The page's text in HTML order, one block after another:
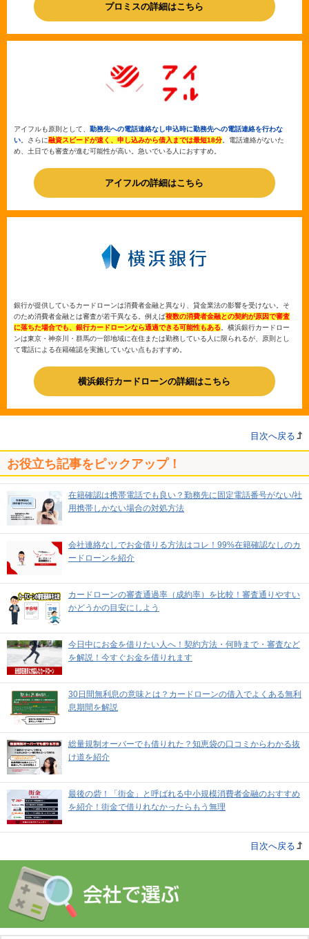
プロミスの詳細はこちら
アイフルも原則として、 勤務先への電話連絡なし申込時に勤務先への電話連絡を行わな
い 。さらに融資スピードが速く、申し込みから借入までは最短18分 。電話連絡がないた
め、土日でも審査が進む可能性が高い。急いでいる人におすすめ。
アイフルの詳細はこちら
銀行が提供しているカードローンは消費者金融と異なり、貸金業法の影響を受けない。そ
のため消費者金融とは審査が若干異なる。例えば複数の消費者金融との契約が原因で審査
に落ちた場合でも、銀行カードローンなら通過できる可能性もある 。横浜銀行カードロー
ンは東京・神奈川・群馬の一部地域に在住または勤務している人に限られるが、原則とし
て電話による在籍確認を実施していない点もおすすめ。
横浜銀行カードローンの詳細はこちら
目次へ戻る
お役立ち記事をピックアップ！
在籍確認は携帯電話でも良い？勤務先に固定電話番号がない/社
用携帯しかない場合の対処方法
会社連絡なしでお金借りる方法はコレ！99%在籍確認なしのカ
ードローンを紹介
カードローンの審査通過率（成約率）を比較！審査通りやすい
かどうかの目安にしよう
今日中にお金を借りたい人へ！契約方法・何時まで・審査など
を解説！今すぐお金を借りれます
30日間無利息の意味とは？カードローンの借入でよくある無利
息期間を解説
総量規制オーバーでも借りれた？知恵袋の口コミからわかる抜
け道を紹介
最後の砦！「街金」と呼ばれる中小規模消費者金融のおすすめ
を紹介！街金で借りれなかったらもう無理
目次へ戻る